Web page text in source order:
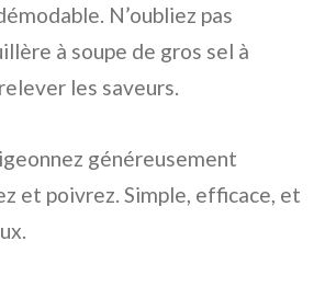
N’oubliez pas
à soupe de gros sel à
les saveurs.
généreusement
et poivrez. Simple, efficace, et